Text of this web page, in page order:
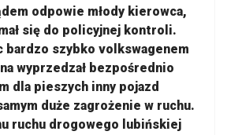
odpowie młody kierowca,
się do policyjnej kontroli.
bardzo szybko volkswagenem
wyprzedzał bezpośrednio
dla pieszych inny pojazd
duże zagrożenie w ruchu.
ruchu drogowego lubińskiej